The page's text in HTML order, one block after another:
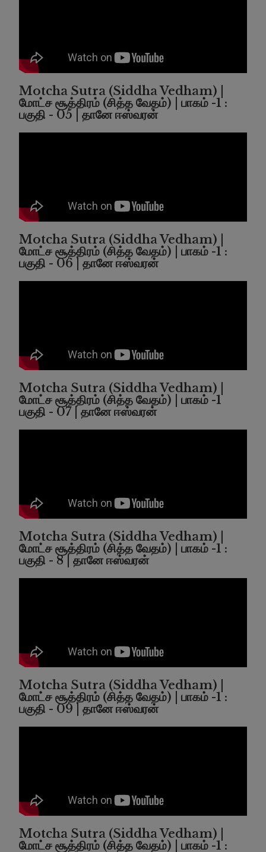
Motcha Sutra (Siddha Vedham) |
மோட்ச சூத்திரம் (சித்த வேதம்) | பாகம் -1 :
பகுதி - 05 | தானே ஈஸ்வரன்
Motcha Sutra (Siddha Vedham) |
மோட்ச சூத்திரம் (சித்த வேதம்) | பாகம் -1 :
பகுதி - 06 | தானே ஈஸ்வரன்
Motcha Sutra (Siddha Vedham) |
மோட்ச சூத்திரம் (சித்த வேதம்) | பாகம் -1
பகுதி - 07 | தானே ஈஸ்வரன்
Motcha Sutra (Siddha Vedham) |
மோட்ச சூத்திரம் (சித்த வேதம்) | பாகம் -1 :
பகுதி - 8 | தானே ஈஸ்வரன்
Motcha Sutra (Siddha Vedham) |
மோட்ச சூத்திரம் (சித்த வேதம்) | பாகம் -1 :
பகுதி - 09 | தானே ஈஸ்வரன்
Motcha Sutra (Siddha Vedham) |
மோட்ச சூத்திரம் (சித்த வேதம்) | பாகம் -1 :